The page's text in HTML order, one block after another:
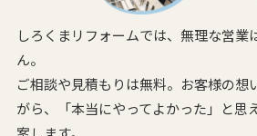
しろくまリフォームでは、無理な営業
ん。
ご相談や見積もりは無料。お客様の想
がら、
「本当にやってよかった」と